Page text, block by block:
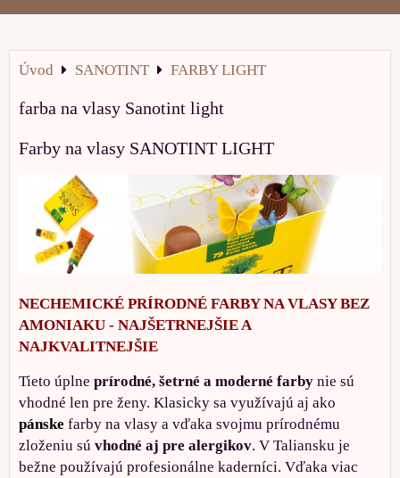
Úvod SANOTINT FARBY LIGHT
farba na vlasy Sanotint light
Farby na vlasy SANOTINT LIGHT
NECHEMICKÉ PRÍRODNÉ FARBY NA VLASY BEZ
AMONIAKU - NAJŠETRNEJŠIE A
NAJKVALITNEJŠIE
Tieto úplne prírodné, šetrné a moderné farby nie sú
vhodné len pre ženy. Klasicky sa využívajú aj ako
pánske farby na vlasy a vďaka svojmu prírodnému
zloženiu sú vhodné aj pre alergikov. V Taliansku je
bežne používajú profesionálne kaderníci. Vďaka viac